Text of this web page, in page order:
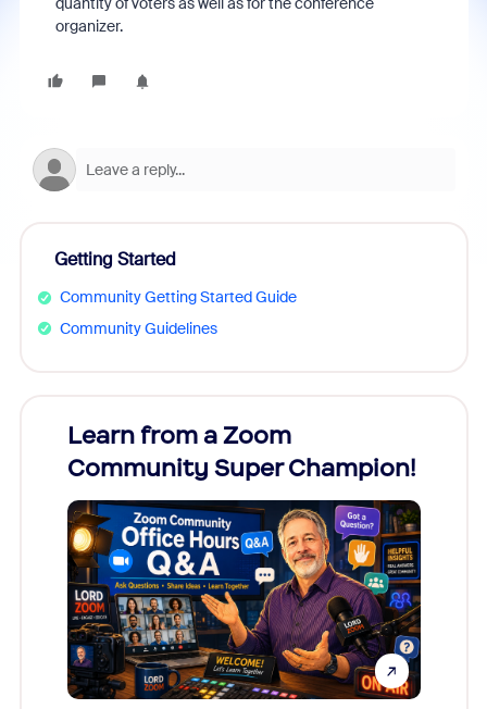
organizer.
Getting Started
Community Getting Started Guide
Community Guidelines
Learn from a Zoom
Community Super Champion!